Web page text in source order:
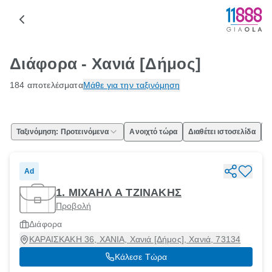
Διάφορα - Χανιά [Δήμος]
184 αποτελέσματαΜάθε για την ταξινόμηση
Ταξινόμηση: Προτεινόμενα Ανοιχτό τώρα Διαθέτει ιστοσελίδα
Ad
1. ΜΙΧΑΗΛ Α ΤΖΙΝΑΚΗΣ
Προβολή
Διάφορα
ΚΑΡΑΙΣΚΑΚΗ 36, ΧΑΝΙΑ, Χανιά [Δήμος], Χανιά, 73134
Κάλεσε Τώρα